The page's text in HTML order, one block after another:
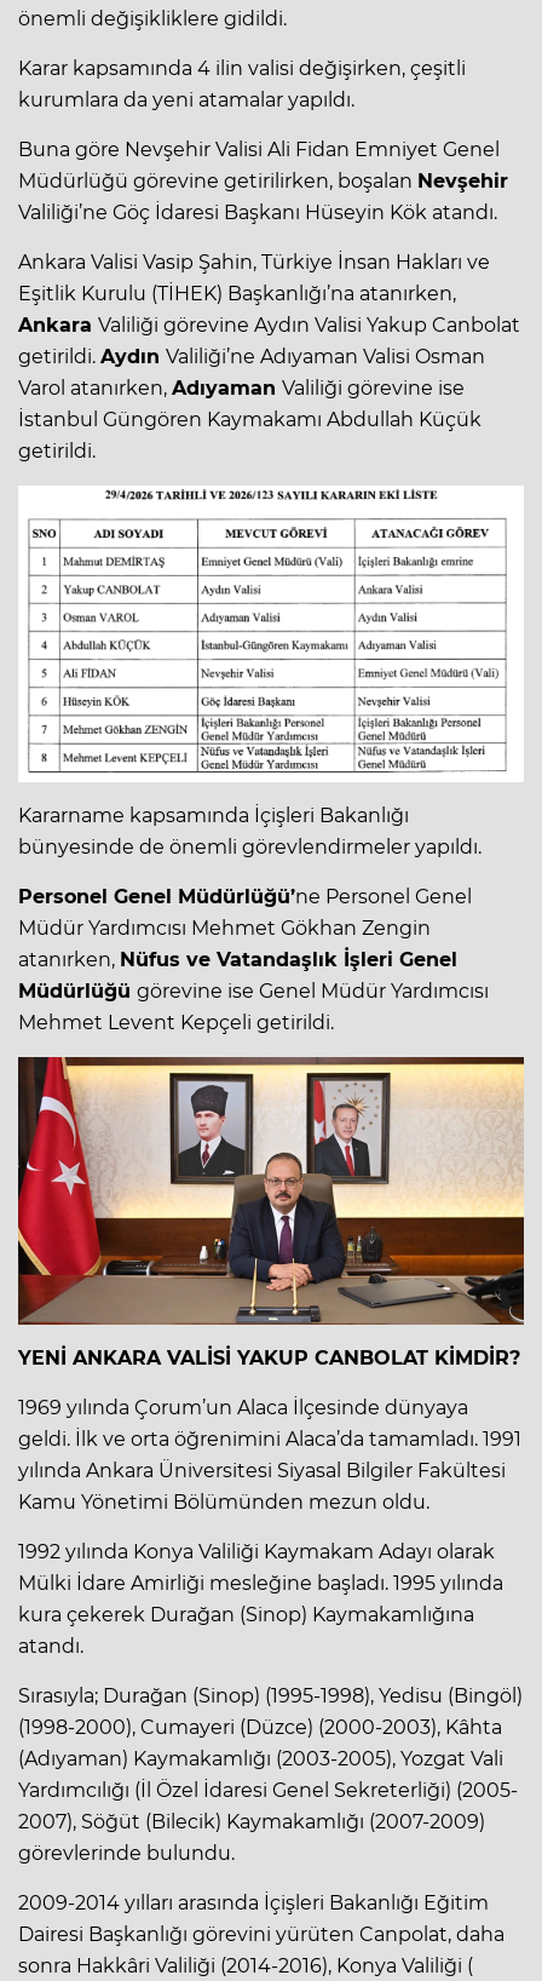
önemli değişikliklere gidildi.
Karar kapsamında 4 ilin valisi değişirken, çeşitli
kurumlara da yeni atamalar yapıldı.
Buna göre Nevşehir Valisi Ali Fidan Emniyet Genel
Müdürlüğü görevine getirilirken, boşalan Nevşehir
Valiliği’ne Göç İdaresi Başkanı Hüseyin Kök atandı.
Ankara Valisi Vasip Şahin, Türkiye İnsan Hakları ve
Eşitlik Kurulu (TİHEK) Başkanlığı’na atanırken,
Ankara Valiliği görevine Aydın Valisi Yakup Canbolat
getirildi. Aydın Valiliği’ne Adıyaman Valisi Osman
Varol atanırken, Adıyaman Valiliği görevine ise
İstanbul Güngören Kaymakamı Abdullah Küçük
getirildi.
Kararname kapsamında İçişleri Bakanlığı
bünyesinde de önemli görevlendirmeler yapıldı.
Personel Genel Müdürlüğü’ne Personel Genel
Müdür Yardımcısı Mehmet Gökhan Zengin
atanırken, Nüfus ve Vatandaşlık İşleri Genel
Müdürlüğü görevine ise Genel Müdür Yardımcısı
Mehmet Levent Kepçeli getirildi.
YENİ ANKARA VALİSİ YAKUP CANBOLAT KİMDİR?
1969 yılında Çorum’un Alaca İlçesinde dünyaya
geldi. İlk ve orta öğrenimini Alaca’da tamamladı. 1991
yılında Ankara Üniversitesi Siyasal Bilgiler Fakültesi
Kamu Yönetimi Bölümünden mezun oldu.
1992 yılında Konya Valiliği Kaymakam Adayı olarak
Mülki İdare Amirliği mesleğine başladı. 1995 yılında
kura çekerek Durağan (Sinop) Kaymakamlığına
atandı.
Sırasıyla; Durağan (Sinop) (1995-1998), Yedisu (Bingöl)
(1998-2000), Cumayeri (Düzce) (2000-2003), Kâhta
(Adıyaman) Kaymakamlığı (2003-2005), Yozgat Vali
Yardımcılığı (İl Özel İdaresi Genel Sekreterliği) (2005-
2007), Söğüt (Bilecik) Kaymakamlığı (2007-2009)
görevlerinde bulundu.
2009-2014 yılları arasında İçişleri Bakanlığı Eğitim
Dairesi Başkanlığı görevini yürüten Canpolat, daha
sonra Hakkâri Valiliği (2014-2016), Konya Valiliği (